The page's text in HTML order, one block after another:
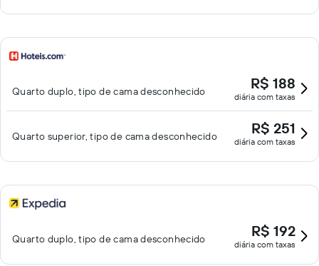
Quarto duplo, tipo de cama desconhecido R$ 188
diária com taxas
Quarto superior, tipo de cama desconhecido R$ 251
diária com taxas
Quarto duplo, tipo de cama desconhecido R$ 192
diária com taxas